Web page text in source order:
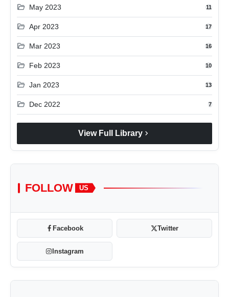
folder_open May 2023 11
folder_open Apr 2023 17
folder_open Mar 2023 16
folder_open Feb 2023 10
folder_open Jan 2023 13
folder_open Dec 2022 7
View Full Library chevron_right
FOLLOW US
Facebook Twitter
Instagram